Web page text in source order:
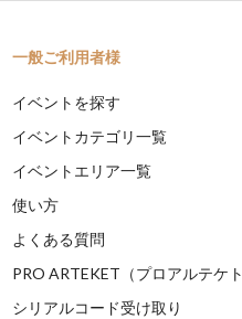
一般ご利用者様
イベントを探す
イベントカテゴリ一覧
イベントエリア一覧
使い方
よくある質問
PRO ARTEKET（プロアルテケト
シリアルコード受け取り